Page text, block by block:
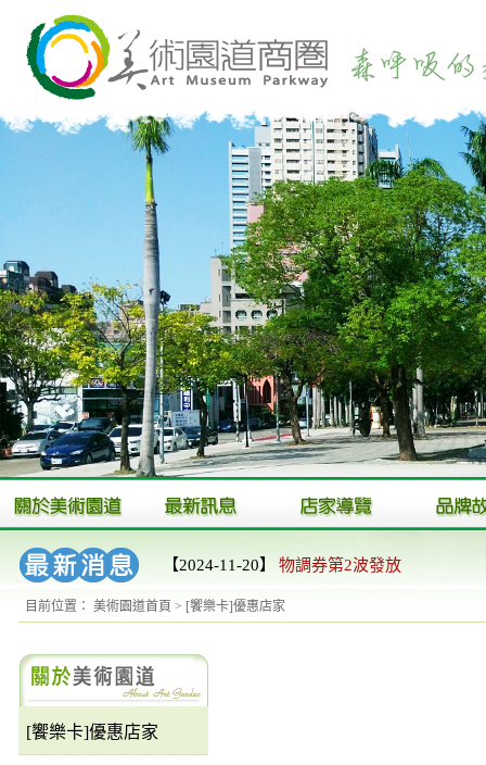
【2024-11-20】 物調券第2波發放
目前位置： 美術園道首頁 > [饗樂卡]優惠店家
[饗樂卡]優惠店家